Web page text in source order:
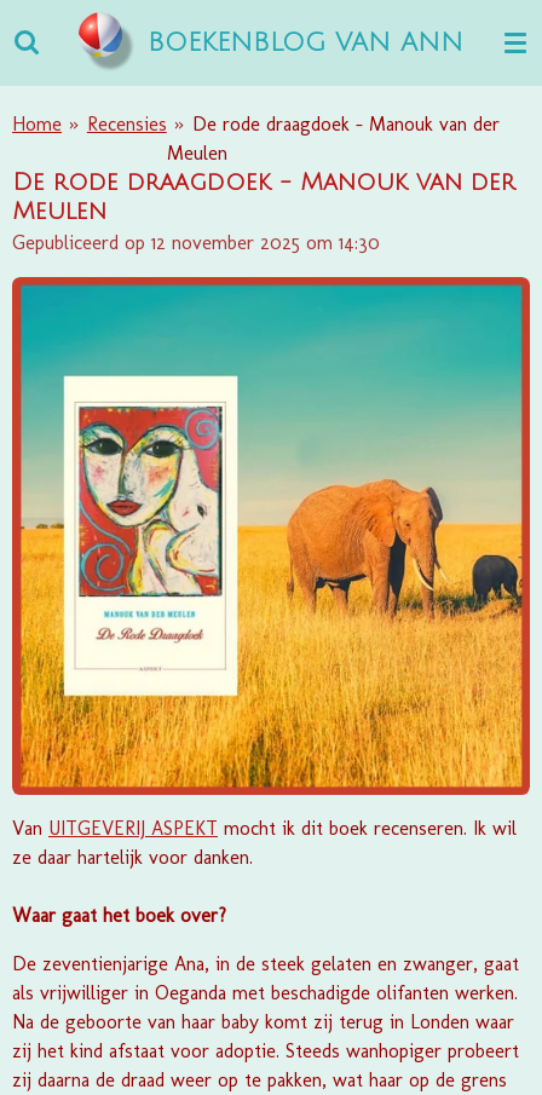
direct
naar
de
BOEKENBLOG VAN ANN
Home » Recensies » De rode draagdoek - Manouk van der
Meulen
De rode draagdoek - Manouk van der
Meulen
Gepubliceerd op 12 november 2025 om 14:30
Van UITGEVERIJ ASPEKT mocht ik dit boek recenseren. Ik wil
ze daar hartelijk voor danken.
Waar gaat het boek over?
De zeventienjarige Ana, in de steek gelaten en zwanger, gaat
als vrijwilliger in Oeganda met beschadigde olifanten werken.
Na de geboorte van haar baby komt zij terug in Londen waar
zij het kind afstaat voor adoptie. Steeds wanhopiger probeert
zij daarna de draad weer op te pakken, wat haar op de grens